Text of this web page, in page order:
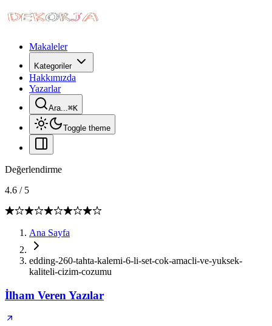
Makaleler
Kategoriler
Hakkımızda
Yazarlar
Ara...⌘K
Toggle theme
Değerlendirme
4.6 / 5
Ana Sayfa
edding-260-tahta-kalemi-6-li-set-cok-amacli-ve-yuksek-
kaliteli-cizim-cozumu
İlham Veren Yazılar